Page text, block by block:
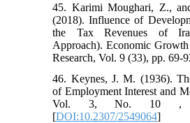
45. Karimi Moughari, Z.,
(2018). Influence of
the Tax Revenues of
Approach). Economic
Research, Vol. 9 (33), pp. 69-
46. Keynes, J. M. (1936).
of Employment Interest and
Vol. 3, No. 10 ,
[DOI:10.2307/2549064]